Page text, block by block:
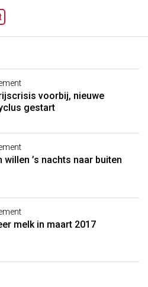
voorbij, nieuwe
gestart
willen ’s nachts naar buiten
melk in maart 2017